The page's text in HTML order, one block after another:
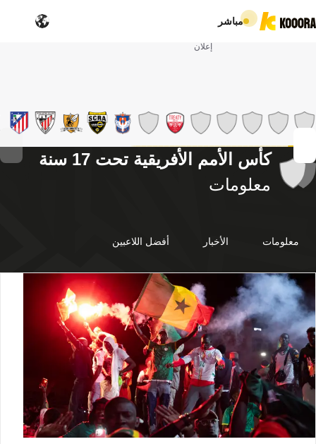
مباشر
إعلان
كأس الأمم الأفريقية تحت 17 سنة
معلومات
معلومات الأخبار أفضل اللاعبين